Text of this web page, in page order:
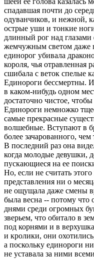
спадавшая почти до
одуванчиков, и нежной,
острые уши и тонкие
длинный рог над
жемчужным светом даже
единорог убивала
короля, чья отравленная
сшибала с веток спелые
Единороги бессмертны.
в каком-нибудь одном
достаточно чистое,
Единороги немножко
самые прекрасные
волшебные. Вступают в
более зачарованного, чем
В последний раз она
когда молодые девушки,
пускающиеся на ее
Но, если не считать
представления ни о
не ощущала даже смены
была весна -- потому
днями среди огромных
зверьем, что обитало в
под корнями и в
и кролики, они
а поскольку единороги
не уставала за ними